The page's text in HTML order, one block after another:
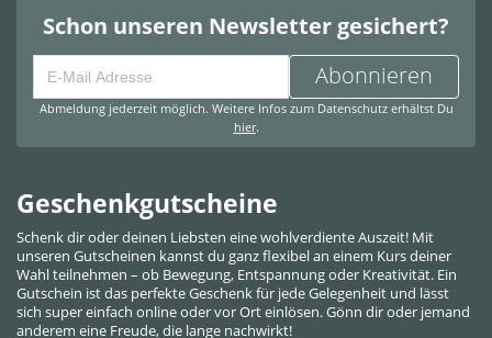
Schon unseren Newsletter gesichert?
Abonnieren
Abmeldung jederzeit möglich. Weitere Infos zum Datenschutz erhältst Du
hier.
Geschenkgutscheine
Schenk dir oder deinen Liebsten eine wohlverdiente Auszeit! Mit
unseren Gutscheinen kannst du ganz flexibel an einem Kurs deiner
Wahl teilnehmen – ob Bewegung, Entspannung oder Kreativität. Ein
Gutschein ist das perfekte Geschenk für jede Gelegenheit und lässt
sich super einfach online oder vor Ort einlösen. Gönn dir oder jemand
anderem eine Freude, die lange nachwirkt!